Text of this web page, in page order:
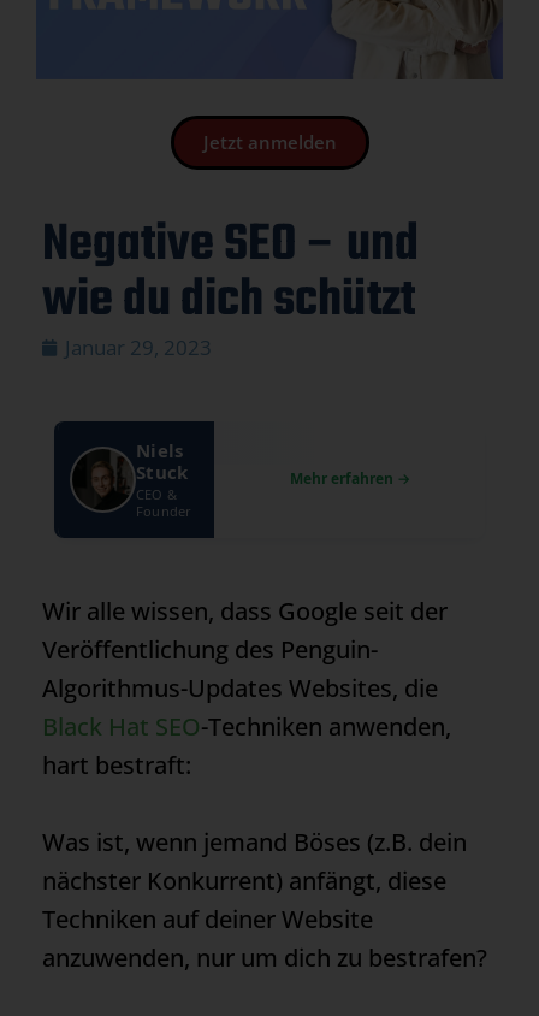
Negative SEO – und
wie du dich schützt
Januar 29, 2023
Niels
Stuck
CEO &
Founder
Wir alle wissen, dass Google seit der
Veröffentlichung des Penguin-
Algorithmus-Updates Websites, die
Black Hat SEO-Techniken anwenden,
hart bestraft:
Was ist, wenn jemand Böses (z.B. dein
nächster Konkurrent) anfängt, diese
Techniken auf deiner Website
anzuwenden, nur um dich zu bestrafen?
Jetzt anmelden